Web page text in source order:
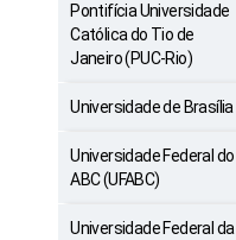
Pontifícia Universidade
Católica do Tio de
Janeiro (PUC-Rio)
Universidade de Brasília
Universidade Federal do
ABC (UFABC)
Universidade Federal da